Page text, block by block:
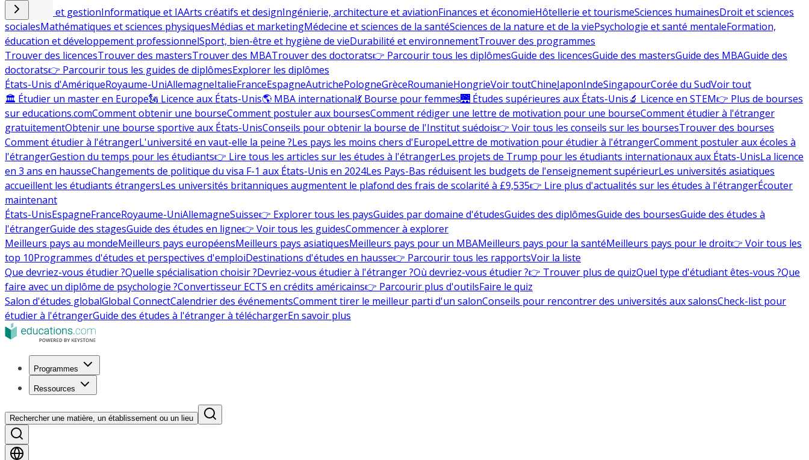
Commerce et gestionInformatique et IAArts créatifs et designIngénierie, architecture et aviationFinances et économieHôtellerie et tourismeSciences humainesDroit et sciences
socialesMathématiques et sciences physiquesMédias et marketingMédecine et sciences de la santéSciences de la nature et de la viePsychologie et santé mentaleFormation,
éducation et développement professionnelSport, bien-être et hygiène de vieDurabilité et environnementTrouver des programmes
Trouver des licencesTrouver des mastersTrouver des MBATrouver des doctorats👉 Parcourir tous les diplômesGuide des licencesGuide des mastersGuide des MBAGuide des
doctorats👉 Parcourir tous les guides de diplômesExplorer les diplômes
États-Unis d'AmériqueRoyaume-UniAllemagneItalieFranceEspagneAutrichePologneGrèceRoumanieHongrieVoir toutChineJaponIndeSingapourCorée du SudVoir tout
🏛 Étudier un master en Europe🗽 Licence aux États-Unis🌎 MBA international💃 Bourse pour femmes🌉 Études supérieures aux États-Unis🔬 Licence en STEM👉 Plus de bourses
sur educations.comComment obtenir une bourseComment postuler aux boursesComment rédiger une lettre de motivation pour une bourseComment étudier à l'étranger
gratuitementObtenir une bourse sportive aux États-UnisConseils pour obtenir la bourse de l'Institut suédois👉 Voir tous les conseils sur les boursesTrouver des bourses
Comment étudier à l'étrangerL'université en vaut-elle la peine ?Les pays les moins chers d'EuropeLettre de motivation pour étudier à l'étrangerComment postuler aux écoles à
l'étrangerGestion du temps pour les étudiants👉 Lire tous les articles sur les études à l'étrangerLes projets de Trump pour les étudiants internationaux aux États-UnisLa licence
en 3 ans en hausseChangements de politique du visa F-1 aux États-Unis en 2024Les Pays-Bas réduisent les budgets de l'enseignement supérieurLes universités asiatiques
accueillent les étudiants étrangersLes universités britanniques augmentent le plafond des frais de scolarité à £9,535👉 Lire plus d'actualités sur les études à l'étrangerÉcouter
maintenant
États-UnisEspagneFranceRoyaume-UniAllemagneSuisse👉 Explorer tous les paysGuides par domaine d'étudesGuides des diplômesGuide des boursesGuide des études à
l'étrangerGuide des stagesGuide des études en ligne👉 Voir tous les guidesCommencer à explorer
Meilleurs pays au mondeMeilleurs pays européensMeilleurs pays asiatiquesMeilleurs pays pour un MBAMeilleurs pays pour la santéMeilleurs pays pour le droit👉 Voir tous les
top 10Programmes d'études et perspectives d'emploiDestinations d'études en hausse👉 Parcourir tous les rapportsVoir la liste
Que devriez-vous étudier ?Quelle spécialisation choisir ?Devriez-vous étudier à l'étranger ?Où devriez-vous étudier ?👉 Trouver plus de quizQuel type d'étudiant êtes-vous ?Que
faire avec un diplôme de psychologie ?Convertisseur ECTS en crédits américains👉 Parcourir plus d'outilsFaire le quiz
Salon d'études globalGlobal ConnectCalendrier des événementsComment tirer le meilleur parti d'un salonConseils pour rencontrer des universités aux salonsCheck-list pour
étudier à l'étrangerGuide des études à l'étranger à téléchargerEn savoir plus
Programmes
Ressources
Rechercher une matière, un établissement ou un lieu